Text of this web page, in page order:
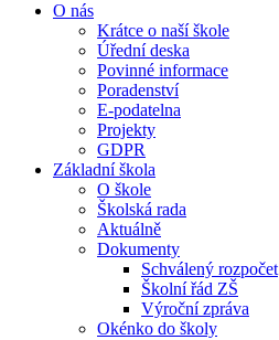
O nás
Krátce o naší škole
Úřední deska
Povinné informace
Poradenství
E-podatelna
Projekty
GDPR
Základní škola
O škole
Školská rada
Aktuálně
Dokumenty
Schválený rozpočet
Školní řád ZŠ
Výroční zpráva
Okénko do školy